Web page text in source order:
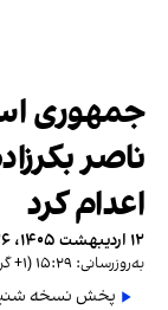
جمهوری
ناصر
اعدام کرد
۱۲ اردیبهشت ۱۴۰۵، ۰۸:۲۶ (‎+۱ گرینویچ)
به‌روزرسانی: ۱۵:۲۹ (‎+۱ گرینویچ)
پخش نسخه